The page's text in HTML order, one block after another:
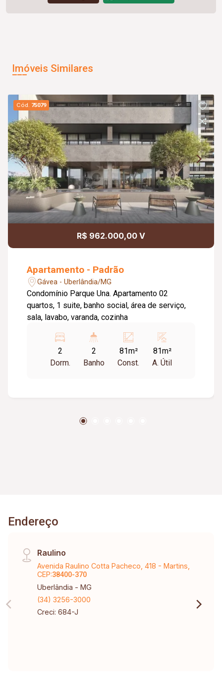
Imóveis Similares
Cód. 75079
R$ 962.000,00 V
Apartamento - Padrão
Gávea - Uberlândia/MG
Condomínio Parque Una. Apartamento 02
quartos, 1 suite, banho social, área de serviço,
sala, lavabo, varanda, cozinha
2
Dorm.
2
Banho
81m²
Const.
81m²
A. Útil
Endereço
Raulino
Avenida Raulino Cotta Pacheco, 418 - Martins,
CEP:38400-370
Uberlândia - MG
(34) 3256-3000
Creci: 684-J